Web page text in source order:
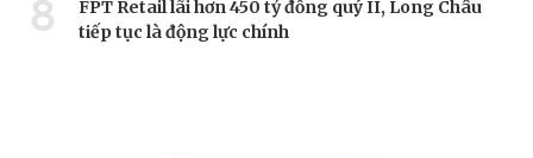
8
FPT Retail lãi hơn 450 tỷ đồng quý II, Long Châu
tiếp tục là động lực chính